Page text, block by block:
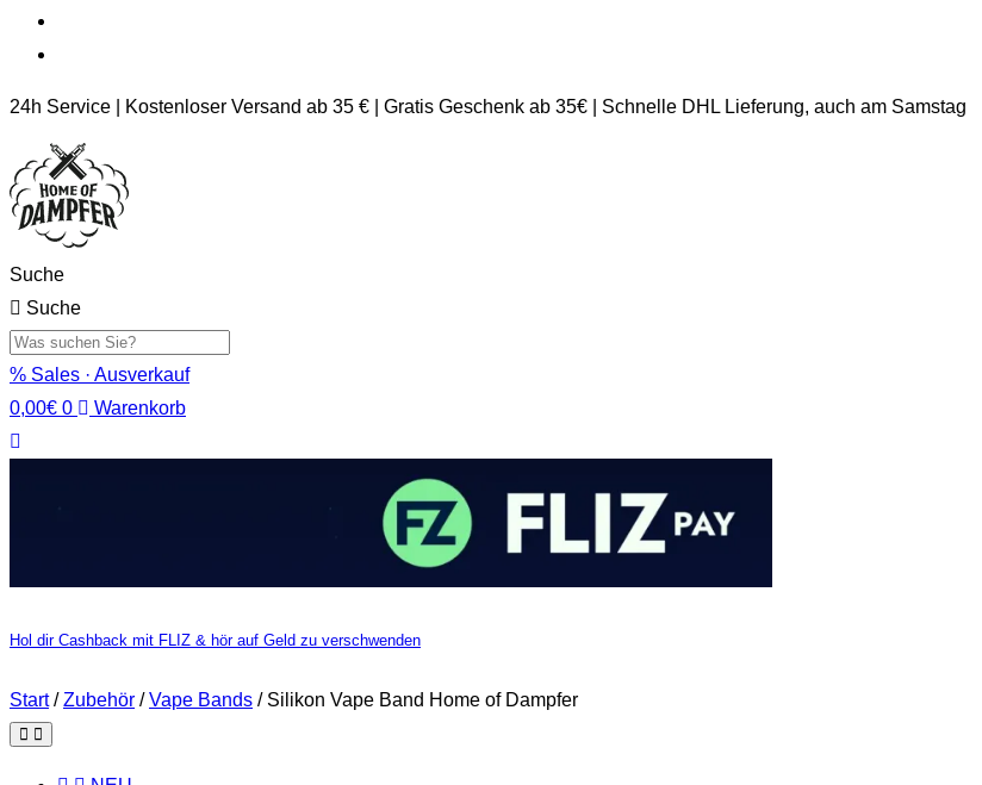
24h Service | Kostenloser Versand ab 35 € | Gratis Geschenk ab 35€ | Schnelle DHL Lieferung, auch am Samstag
Suche
Suche
% Sales · Ausverkauf
0,00€ 0 Warenkorb
Hol dir Cashback mit FLIZ & hör auf Geld zu verschwenden
Start/Zubehör /Vape Bands / Silikon Vape Band Home of Dampfer